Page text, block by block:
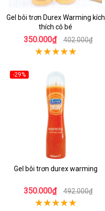
Gel bôi trơn Durex Warming kích
thích cô bé
350.000₫ 402.000₫
-29%
Gel bôi trơn durex warming
350.000₫ 492.000₫